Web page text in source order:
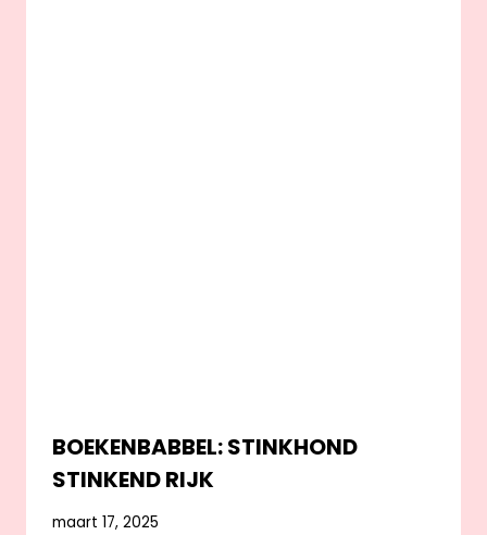
BOEKENBABBEL: STINKHOND
STINKEND RIJK
maart 17, 2025